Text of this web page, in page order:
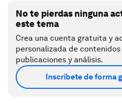
No te pierdas ninguna
este tema
Crea una cuenta gratuita y
personalizada de
publicaciones y análisis.
Inscríbete de forma